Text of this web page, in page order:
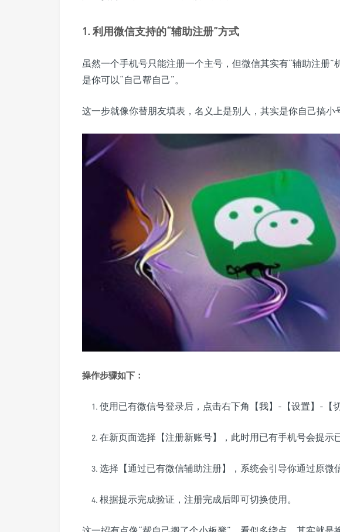
1. 利用微信支持的“辅助注册”方式
虽然一个手机号只能注册一个主号，但微信其实有“辅助注册
是你可以“自己帮自己”。
这一步就像你替朋友填表，名义上是别人，其实是你自己搞小
操作步骤如下：
使用已有微信号登录后，点击右下角【我】-【设置】-【
在新页面选择【注册新账号】，此时用已有手机号会提示
选择【通过已有微信辅助注册】，系统会引导你通过原微
根据提示完成验证，注册完成后即可切换使用。